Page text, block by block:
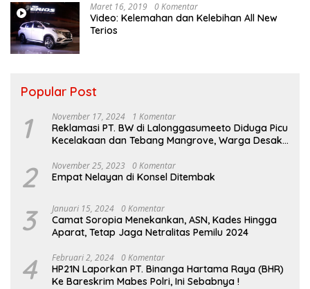
Maret 16, 2019 0 Komentar
Video: Kelemahan dan Kelebihan All New
Terios
Popular Post
1 November 17, 2024 1 Komentar
Reklamasi PT. BW di Lalonggasumeeto Diduga Picu
Kecelakaan dan Tebang Mangrove, Warga Desak
2 November 25, 2023 0 Komentar
Empat Nelayan di Konsel Ditembak
3 Januari 15, 2024 0 Komentar
Camat Soropia Menekankan, ASN, Kades Hingga
Aparat, Tetap Jaga Netralitas Pemilu 2024
4 Februari 2, 2024 0 Komentar
HP21N Laporkan PT. Binanga Hartama Raya (BHR)
Ke Bareskrim Mabes Polri, Ini Sebabnya !